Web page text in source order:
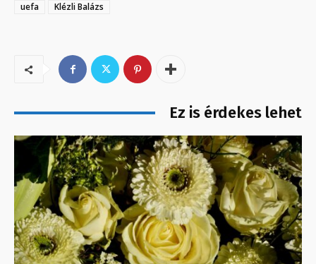
uefa
Klézli Balázs
Ez is érdekes lehet